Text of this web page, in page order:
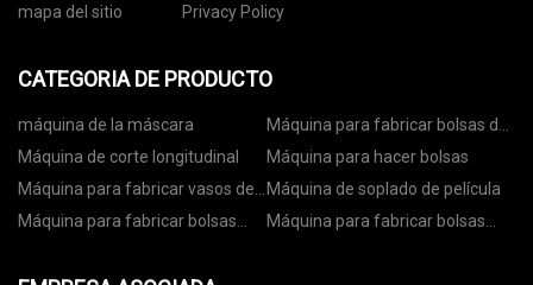
mapa del sitio
Privacy Policy
CATEGORIA DE PRODUCTO
máquina de la máscara
Máquina para fabricar bolsas de
papel
Máquina de corte longitudinal
Máquina para hacer bolsas
Máquina para fabricar vasos de
papel
Máquina de soplado de película
Máquina para fabricar bolsas
Máquina para fabricar bolsas